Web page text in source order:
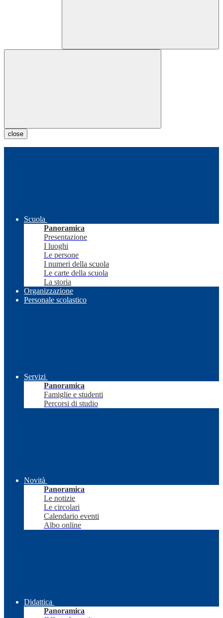
close
Scuola
Panoramica
Presentazione
I luoghi
Le persone
I numeri della scuola
Le carte della scuola
La storia
Organizzazione
Personale scolastico
Servizi
Panoramica
Famiglie e studenti
Percorsi di studio
Novità
Panoramica
Le notizie
Le circolari
Calendario eventi
Albo online
Didattica
Panoramica